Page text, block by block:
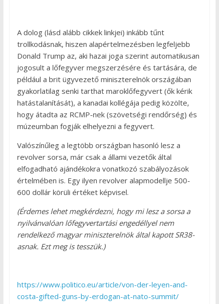
A dolog (lásd alább cikkek linkjei) inkább tűnt
trollkodásnak, hiszen alapértelmezésben legfeljebb
Donald Trump az, aki hazai joga szerint automatikusan
jogosult a lőfegyver megszerzésére és tartására, de
például a brit ügyvezető miniszterelnök országában
gyakorlatilag senki tarthat maroklőfegyvert (ők kérik
hatástalanítását), a kanadai kollégája pedig közölte,
hogy átadta az RCMP-nek (szövetségi rendőrség) és
múzeumban fogják elhelyezni a fegyvert.
Valószínűleg a legtöbb országban hasonló lesz a
revolver sorsa, már csak a állami vezetők által
elfogadható ajándékokra vonatkozó szabályozások
értelmében is. Egy ilyen revolver alapmodellje 500-
600 dollár körüli értéket képvisel.
(Érdemes lehet megkérdezni, hogy mi lesz a sorsa a
nyilvánvalóan lőfegyvertartási engedéllyel nem
rendelkező magyar miniszterelnök által kapott SR38-
asnak. Ezt meg is tesszük.)
https://www.politico.eu/article/von-der-leyen-and-
costa-gifted-guns-by-erdogan-at-nato-summit/